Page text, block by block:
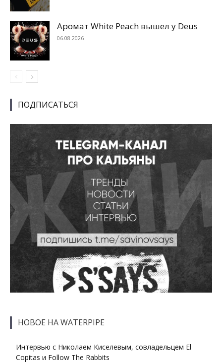
Аромат White Peach вышел у Deus
06.08.2026
ПОДПИСАТЬСЯ
НОВОЕ НА WATERPIPE
Интервью с Николаем Киселевым, совладельцем El
Copitas и Follow The Rabbits